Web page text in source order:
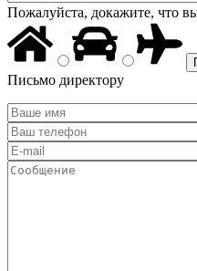
Пожалуйста, докажите, что
Письмо директору